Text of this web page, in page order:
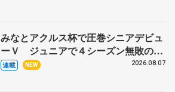
みなとアクルス杯で圧巻シニアデビュ
ーＶ ジュニアで４シーズン無敗の島
田麻央
連載 NEW 2026.08.07